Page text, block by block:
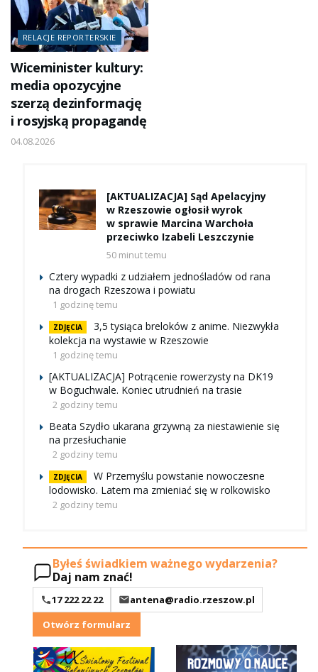
RELACJE REPORTERSKIE
Wiceminister kultury:
media opozycyjne
szerzą dezinformację
i rosyjską propagandę
04.08.2026
[AKTUALIZACJA] Sąd Apelacyjny
w Rzeszowie ogłosił wyrok
w sprawie Marcina Warchoła
przeciwko Izabeli Leszczynie
50 minut temu
Cztery wypadki z udziałem jednośladów od rana
na drogach Rzeszowa i powiatu
1 godzinę temu
ZDJĘCIA
3,5 tysiąca breloków z anime. Niezwykła
kolekcja na wystawie w Rzeszowie
1 godzinę temu
[AKTUALIZACJA] Potrącenie rowerzysty na DK19
w Boguchwale. Koniec utrudnień na trasie
2 godziny temu
Beata Szydło ukarana grzywną za niestawienie się
na przesłuchanie
2 godziny temu
ZDJĘCIA
W Przemyślu powstanie nowoczesne
lodowisko. Latem ma zmieniać się w rolkowisko
2 godziny temu
Byłeś świadkiem ważnego wydarzenia?
Daj nam znać!
17 222 22 22
antena@radio.rzeszow.pl
Otwórz formularz